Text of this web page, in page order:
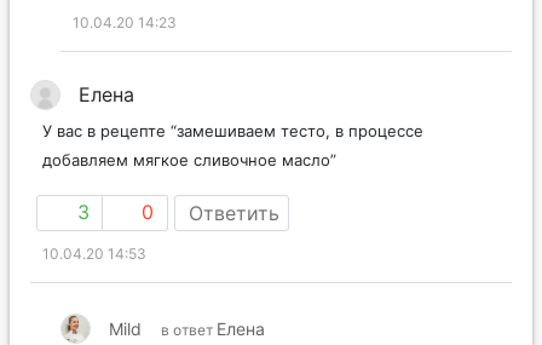
10.04.20 14:23
Елена
У вас в рецепте “замешиваем тесто, в процессе
добавляем мягкое сливочное масло”
3 0 Ответить
10.04.20 14:53
Mild в ответ Елена